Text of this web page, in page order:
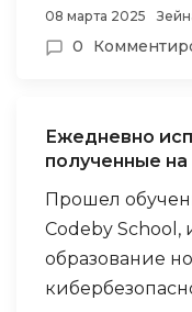
легализации.
по мобильной
сообщения,
файлы в
В служебной
Знания по
носителей
преступлений
уникальную
08 марта 2025
0
Ежедневно
полученные на
Прошел
Codeby School,
образование